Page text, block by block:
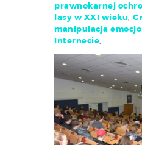
prawnokarnej
lasy w XXI wieku
manipulacja
Internecie